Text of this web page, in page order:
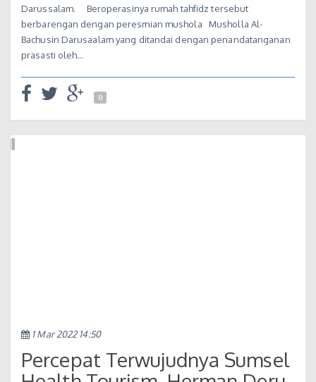
Darussalam. Beroperasinya rumah tahfidz tersebut
berbarengan dengan peresmian mushola Musholla Al-
Bachusin Darusaalam yang ditandai dengan penandatanganan
prasasti oleh…
0
1 Mar 2022 14:50
Percepat Terwujudnya Sumsel